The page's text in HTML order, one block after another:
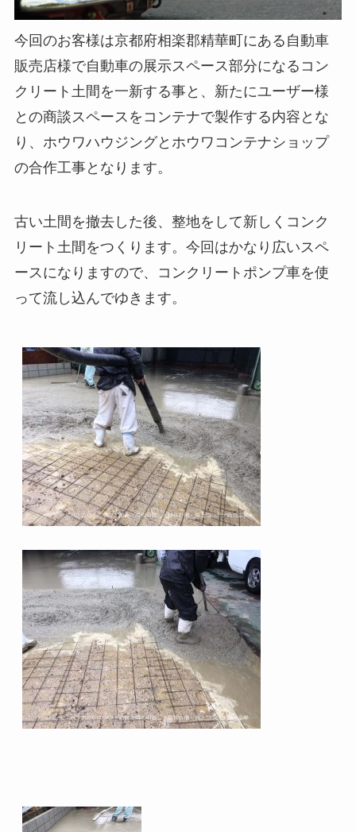
今回のお客様は京都府相楽郡精華町にある自動車
販売店様で自動車の展示スペース部分になるコン
クリート土間を一新する事と、新たにユーザー様
との商談スペースをコンテナで製作する内容とな
り、ホウワハウジングとホウワコンテナショップ
の合作工事となります。
古い土間を撤去した後、整地をして新しくコンク
リート土間をつくります。今回はかなり広いスペ
ースになりますので、コンクリートポンプ車を使
って流し込んでゆきます。